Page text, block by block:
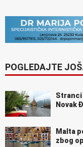
POGLEDAJTE
Stranci
Novak
Malta
zbog